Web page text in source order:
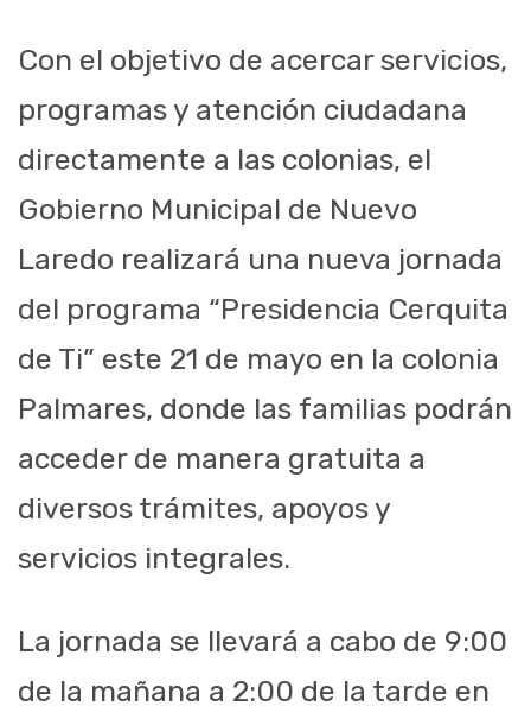
Con el objetivo de acercar servicios,
programas y atención ciudadana
directamente a las colonias, el
Gobierno Municipal de Nuevo
Laredo realizará una nueva jornada
del programa “Presidencia Cerquita
de Ti” este 21 de mayo en la colonia
Palmares, donde las familias podrán
acceder de manera gratuita a
diversos trámites, apoyos y
servicios integrales.
La jornada se llevará a cabo de 9:00
de la mañana a 2:00 de la tarde en